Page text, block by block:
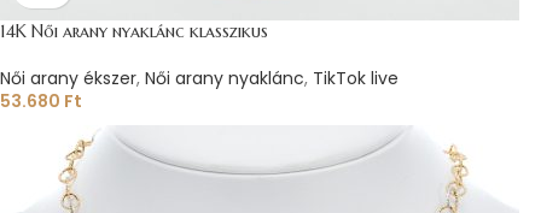
14K Női arany nyaklánc klasszikus
Női arany ékszer, Női arany nyaklánc, TikTok live
53.680 Ft